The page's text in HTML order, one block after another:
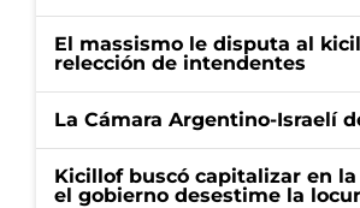
El massismo le disputa al
relección de intendentes
La Cámara Argentino-Israelí
Kicillof buscó capitalizar en
el gobierno desestime la